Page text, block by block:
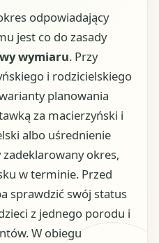
odpowiadający
jest co do zasady
wymiaru. Przy
i rodzicielskiego
planowania
za macierzyński i
albo uśrednienie
zadeklarowany okres,
w terminie. Przed
sprawdzić swój status
z jednego porodu i
W obiegu